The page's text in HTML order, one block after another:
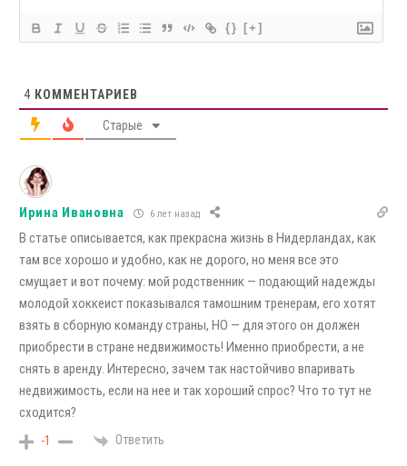
{} [+]
4 КОММЕНТАРИЕВ
Старые
Ирина Ивановна 6 лет назад
В статье описывается, как прекрасна жизнь в Нидерландах, как
там все хорошо и удобно, как не дорого, но меня все это
смущает и вот почему: мой родственник — подающий надежды
молодой хоккеист показывался тамошним тренерам, его хотят
взять в сборную команду страны, НО — для этого он должен
приобрести в стране недвижимость! Именно приобрести, а не
снять в аренду. Интересно, зачем так настойчиво впаривать
недвижимость, если на нее и так хороший спрос? Что то тут не
сходится?
-1 Ответить